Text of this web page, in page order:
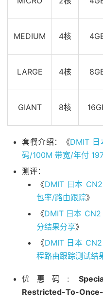
MEDIUM 4核
LARGE 4核
GIANT 8核
套餐介绍：《DMIT 日
码/100M 带宽/年付
测评：
《DMIT 日本
包率/路由跟踪》
《DMIT 日本
分结果分享》
《DMIT 日本
程路由跟踪测试结
优惠码:
Restricted-To-